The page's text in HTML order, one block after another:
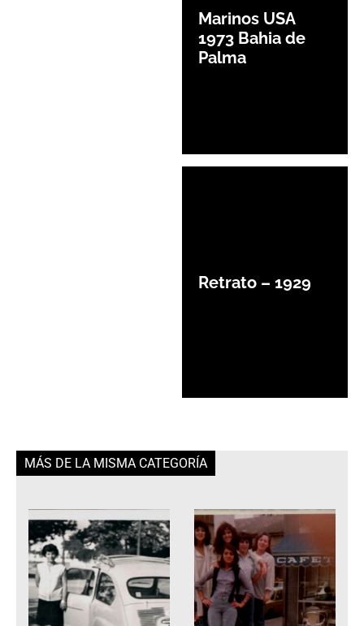
Marinos USA
1973 Bahia de
Palma
Retrato – 1929
MÁS DE LA MISMA CATEGORÍA